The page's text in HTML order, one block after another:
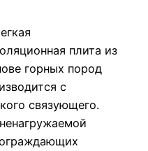
плита из
горных пород
с
связующего.